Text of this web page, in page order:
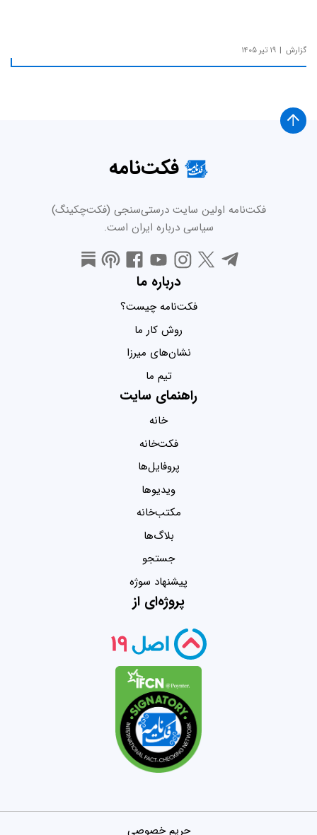
گزارش ۱۹ تیر ۱۴۰۵
فکت‌نامه
فکت‌نامه اولین سایت درستی‌سنجی (فکت‌چکینگ)
سیاسی درباره ایران است.
درباره ما
فکت‌نامه چیست؟
روش کار ما
نشان‌های میرزا
تیم ما
راهنمای سایت
خانه
فکت‌خانه
پروفایل‌ها
ویدیو‌ها
مکتب‌خانه
بلاگ‌ها
جستجو
پیشنهاد سوژه
پروژه‌ای از
حریم خصوصی